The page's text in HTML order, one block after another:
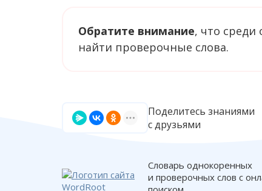
Обратите внимание, что среди
найти проверочные слова.
Словарь однокоренных
и проверочных слов с
Поделитесь знаниями
с друзьями